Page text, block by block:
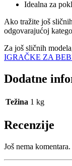
Idealna za
Ako tražite još
odgovarajućoj
Za još sličnih
IGRAČKE ZA
Dodatne
Težina 1 kg
Recenzije
Još nema komentara.